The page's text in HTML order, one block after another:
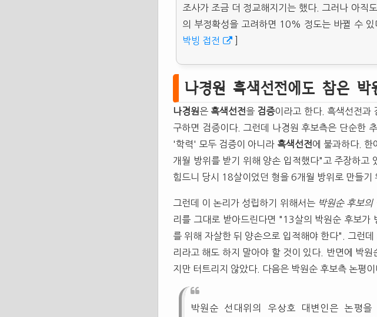
조사가 조금 더 정교해지기는 했다. 그러나 아직
의 부정확성을 고려하면 10% 정도는 바뀔 수 있
박빙 접전
나경원 흑색선전에도 참은 박
나경원 은 흑색선전을 검증이라고 한다. 흑색선전과
구하면 검증이다. 그런데 나경원 후보측은 단순한
'학력' 모두 검증이 아니라 흑색선전에 불과하다. 한
개월 방위를 받기 위해 양손 입적했다"고 주장하고
힘드니 당시 18살이었던 형을 6개월 방위로 만들기
그런데 이 논리가 성립하기 위해서는 박원순 후보의
리를 그대로 받아드린다면 "13살의 박원순 후보가
를 위해 자살한 뒤 양손으로 입적해야 한다". 그런
리라고 해도 하지 말아야 할 것이 있다. 반면에 박
지만 터트리지 않았다. 다음은 박원순 후보측 논평이
박원순 선대위의 우상호 대변인은 논평